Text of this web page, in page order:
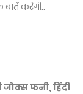
करेंगी..
जोक्स फनी, हिंदी